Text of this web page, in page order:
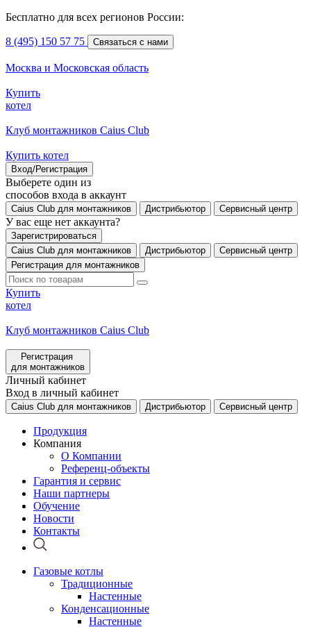
Бесплатно для всех регионов России:
8 (495) 150 57 75 Связаться с нами
Москва и Московская область
Купить
котел
Клуб монтажников Caius Club
Купить котел
Вход/Регистрация
Выберете один из
способов входа в аккаунт
Caius Club для монтажников Дистрибьютор Сервисный центр
У вас еще нет аккаунта?
Зарегистрироваться
Caius Club для монтажников
Дистрибьютор
Сервисный центр
Регистрация для монтажников
Купить
котел
Клуб монтажников Caius Club
Регистрация
для монтажников
Личный кабинет
Вход в личный кабинет
Caius Club для монтажников Дистрибьютор Сервисный центр
Продукция
Компания
О Компании
Референц-объекты
Гарантия и сервис
Наши партнеры
Обучение
Новости
Контакты
Газовые котлы
Традиционные
Настенные
Конденсационные
Настенные